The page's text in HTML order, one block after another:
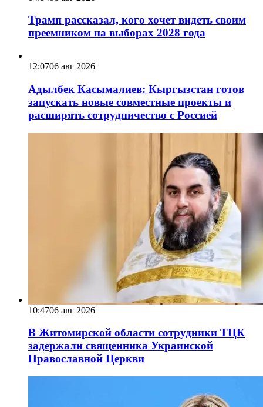
Трамп рассказал, кого хочет видеть своим
преемником на выборах 2028 года
12:0706 авг 2026
Адылбек Касымалиев: Кыргызстан готов
запускать новые совместные проекты и
расширять сотрудничество с Россией
10:4706 авг 2026
В Житомирской области сотрудники ТЦК
задержали священника Украинской
Православной Церкви